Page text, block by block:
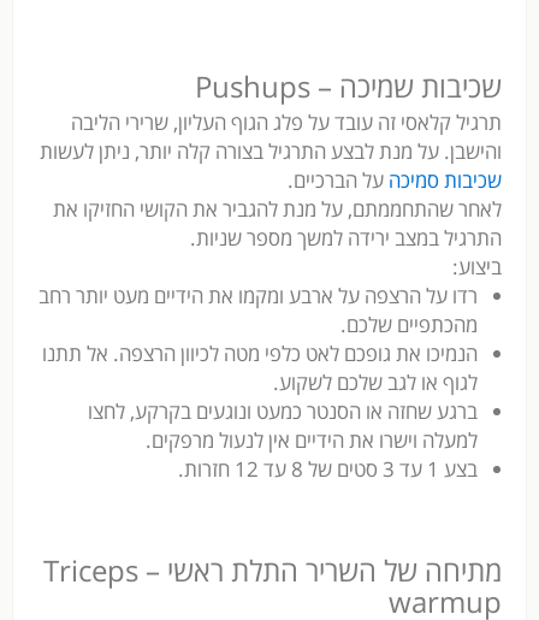
שכיבות שמיכה – Pushups
תרגיל קלאסי זה עובד על פלג הגוף העליון, שרירי הליבה
והישבן. על מנת לבצע התרגיל בצורה קלה יותר, ניתן לעשות
שכיבות סמיכה על הברכיים.
לאחר שהתחממתם, על מנת להגביר את הקושי החזיקו את
התרגיל במצב ירידה למשך מספר שניות.
ביצוע:
רדו על הרצפה על ארבע ומקמו את הידיים מעט יותר רחב
מהכתפיים שלכם.
הנמיכו את גופכם לאט כלפי מטה לכיוון הרצפה. אל תתנו
לגוף או לגב שלכם לשקוע.
ברגע שחזה או הסנטר כמעט ונוגעים בקרקע, לחצו
למעלה וישרו את הידיים אין לנעול מרפקים.
בצע 1 עד 3 סטים של 8 עד 12 חזרות.
מתיחה של השריר התלת ראשי – Triceps
warmup